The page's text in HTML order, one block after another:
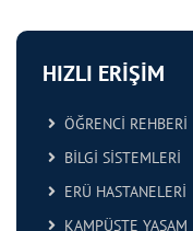
HIZLI ERİŞİM
ÖĞRENCİ REHBERİ
BİLGİ SİSTEMLERİ
ERÜ HASTANELERİ
KAMPÜSTE YAŞAM